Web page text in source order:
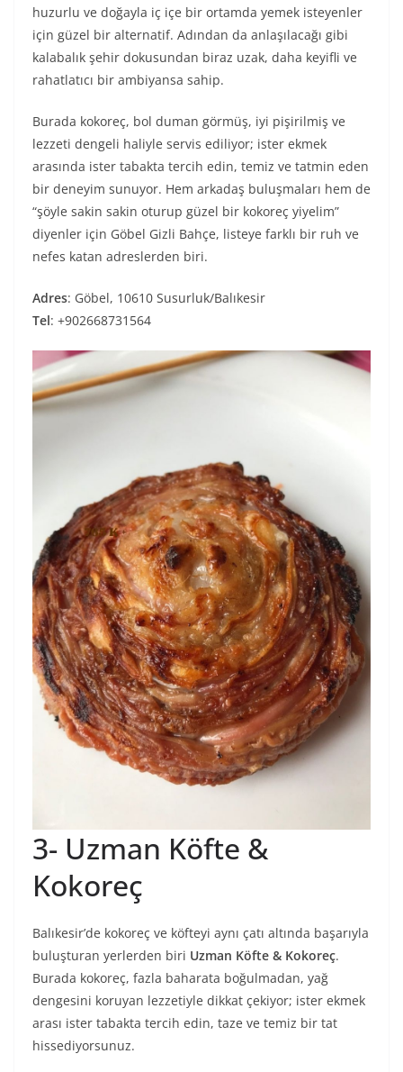
huzurlu ve doğayla iç içe bir ortamda yemek isteyenler
için güzel bir alternatif. Adından da anlaşılacağı gibi
kalabalık şehir dokusundan biraz uzak, daha keyifli ve
rahatlatıcı bir ambiyansa sahip.
Burada kokoreç, bol duman görmüş, iyi pişirilmiş ve
lezzeti dengeli haliyle servis ediliyor; ister ekmek
arasında ister tabakta tercih edin, temiz ve tatmin eden
bir deneyim sunuyor. Hem arkadaş buluşmaları hem de
“şöyle sakin sakin oturup güzel bir kokoreç yiyelim”
diyenler için Göbel Gizli Bahçe, listeye farklı bir ruh ve
nefes katan adreslerden biri.
Adres: Göbel, 10610 Susurluk/Balıkesir
Tel: +902668731564
3- Uzman Köfte &
Kokoreç
Balıkesir’de kokoreç ve köfteyi aynı çatı altında başarıyla
buluşturan yerlerden biri Uzman Köfte & Kokoreç.
Burada kokoreç, fazla baharata boğulmadan, yağ
dengesini koruyan lezzetiyle dikkat çekiyor; ister ekmek
arası ister tabakta tercih edin, taze ve temiz bir tat
hissediyorsunuz.